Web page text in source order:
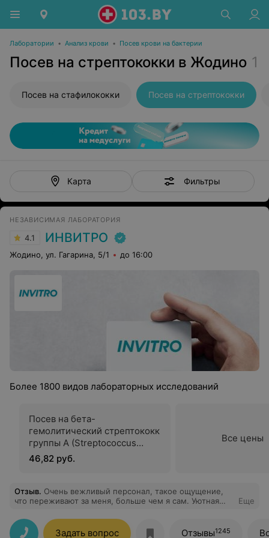
Лаборатории • Анализ крови • Посев крови на бактерии
Посев на стрептококки в Жодино 1
Посев на стафилококки Посев на стрептококки
Карта Фильтры
НЕЗАВИСИМАЯ ЛАБОРАТОРИЯ
4.1 ИНВИТРО
Жодино, ул. Гагарина, 5/1 до 16:00
Более 1800 видов лабораторных исследований
Посев на бета-
гемолитический стрептококк
группы А (Streptococcus
group A, S.pyogenes) и
определение
антимикробным препаратам
(отделяемое верхних
46,82 руб.
Все цены
Отзыв. Очень вежливый персонал, такое ощущение,
что переживают за меня, больше чем я сам. Уютная
по домашнему можно сказать. Хотелось бы конечно,
чтобы был какой то детский уголок, чтобы ребенка
Еще
Задать вопрос Отзывы1245